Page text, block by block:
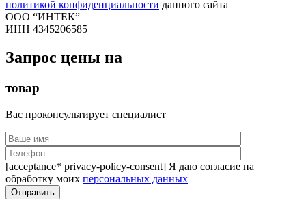
политикой конфиденциальности данного сайта
ООО “ИНТЕК”
ИНН 4345206585
Запрос цены на
товар
Вас проконсультирует специалист
[acceptance* privacy-policy-consent] Я даю согласие на
обработку моих персональных данных